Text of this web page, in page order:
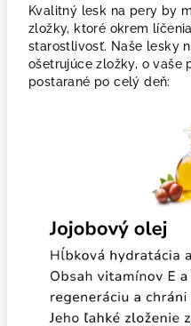
Kvalitný lesk na pery by
zložky, ktoré okrem
starostlivosť. Naše lesky
ošetrujúce zložky, o vaše
postarané po celý deň: